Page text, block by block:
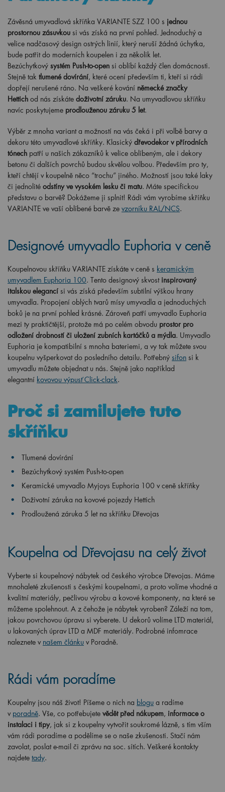
Závěsná umyvadlová skříňka VARIANTE SZZ 100 s jednou
prostornou zásuvkou si vás získá na první pohled. Jednoduchý a
velice nadčasový design ostrých linií, který neruší žádná úchytka,
bude patřit do moderních koupelen i za několik let.
Bezúchytkový systém Push-to-open si oblíbí každý člen domácnosti.
Stejně tak tlumené dovírání, které ocení především ti, kteří si rádi
dopřejí nerušené ráno. Na veškeré kování německé značky
Hettich od nás získáte doživotní záruku. Na umyvadlovou skříňku
navíc poskytujeme prodlouženou záruku 5 let.
Výběr z mnoha variant a možností na vás čeká i při volbě barvy a
dekoru této umyvadlové skříňky. Klasický dřevodekor v přírodních
tónech patří u našich zákazníků k velice oblíbeným, ale i dekory
betonu či dalších povrchů budou skvělou volbou. Především pro ty,
kteří chtějí v koupelně něco “trochu” jiného. Možností jsou také laky
či jednolité odstíny ve vysokém lesku či matu. Máte specifickou
představu o barvě? Dokážeme ji splnit! Rádi vám vyrobíme skříňku
VARIANTE ve vaší oblíbené barvě ze vzorníku RAL/NCS.
Designové umyvadlo Euphoria v ceně
Koupelnovou skříňku VARIANTE získáte v ceně s keramickým
umyvadlem Euphoria 100. Tento designový skvost inspirovaný
italskou elegancí si vás získá především subtilní výškou hrany
umyvadla. Propojení oblých tvarů mísy umyvadla a jednoduchých
boků je na první pohled krásné. Zároveň patří umyvadlo Euphoria
mezi ty praktičtější, protože má po celém obvodu prostor pro
odložení drobností či uložení zubních kartáčků a mýdla. Umyvadlo
Euphoria je kompatibilní s mnoha bateriemi, a vy tak můžete svou
koupelnu vyšperkovat do posledního detailu. Potřebný sifon si k
umyvadlu můžete objednat u nás. Stejně jako například
elegantní kovovou výpusť Click-clack.
Proč si zamilujete tuto
skříňku
Tlumené dovírání
Bezúchytkový systém Push-to-open
Keramické umyvadlo Myjoys Euphoria 100 v ceně skříňky
Doživotní záruka na kovové pojezdy Hettich
Prodloužená záruka 5 let na skříňku Dřevojas
Koupelna od Dřevojasu na celý život
Vyberte si koupelnový nábytek od českého výrobce Dřevojas. Máme
mnohaleté zkušenosti s českými koupelnami, a proto volíme vhodné a
kvalitní materiály, pečlivou výrobu a kovové komponenty, na které se
můžeme spolehnout. A z čehože je nábytek vyroben? Záleží na tom,
jakou povrchovou úpravu si vyberete. U dekorů volíme LTD materiál,
u lakovaných úprav LTD a MDF materiály. Podrobné infomrace
naleznete v našem článku v Poradně.
Rádi vám poradíme
Koupelny jsou náš život! Píšeme o nich na blogu a radíme
v poradně. Vše, co potřebujete vědět před nákupem, informace o
instalaci i tipy, jak si z koupelny vytvořit soukromé lázně, s tím vším
vám rádi poradíme a podělíme se o naše zkušenosti. Stačí nám
zavolat, poslat e-mail či zprávu na soc. sítích. Veškeré kontakty
najdete tady.